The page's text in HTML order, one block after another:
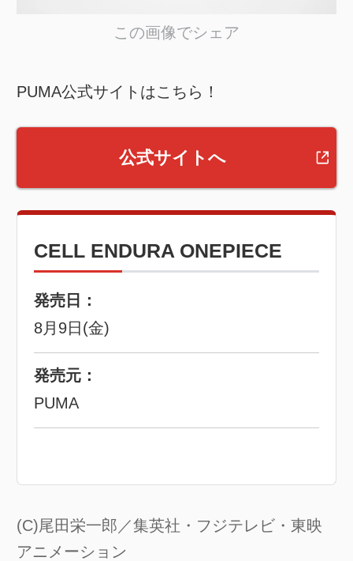
この画像でシェア
PUMA公式サイトはこちら！
公式サイトへ
CELL ENDURA ONEPIECE
発売日：
8月9日(金)
発売元：
PUMA
(C)尾田栄一郎／集英社・フジテレビ・東映
アニメーション